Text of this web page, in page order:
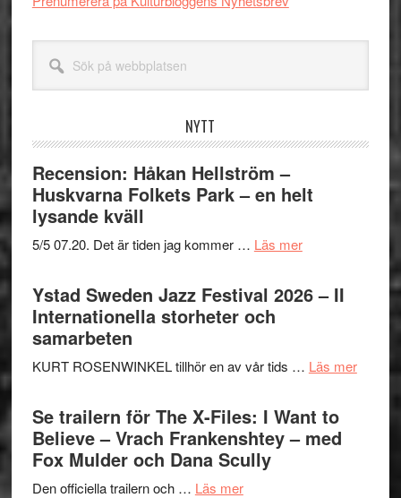
webbplatsen
NYTT
Recension: Håkan Hellström –
Huskvarna Folkets Park – en helt
lysande kväll
5/5 07.20. Det är tiden jag kommer … Läs merom
Håkan
Hellström
Folkets
–
en
Ystad Sweden Jazz Festival 2026 – II
Internationella storheter och
samarbeten
KURT ROSENWINKEL tillhör en av vår tids … Läs merom
Se trailern för The X-Files: I Want to
Believe – Vrach Frankenshtey – med
Fox Mulder och Dana Scully
Den officiella trailern och … Läs merom